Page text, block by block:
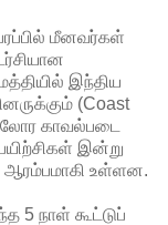
மீனவர்கள்
இந்திய
(Coast
காவல்படை
இன்று
ஆரம்பமாகி உள்ளன.
5 நாள் கூட்டுப்